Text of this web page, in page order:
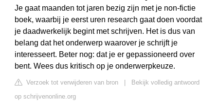
Je gaat maanden tot jaren bezig zijn met je non-fictie
boek, waarbij je eerst uren research gaat doen voordat
je daadwerkelijk begint met schrijven. Het is dus van
belang dat het onderwerp waarover je schrijft je
interesseert. Beter nog: dat je er gepassioneerd over
bent. Wees dus kritisch op je onderwerpkeuze.
Verzoek tot verwijderen van bron
Bekijk volledig antwoord
op schrijvenonline.org